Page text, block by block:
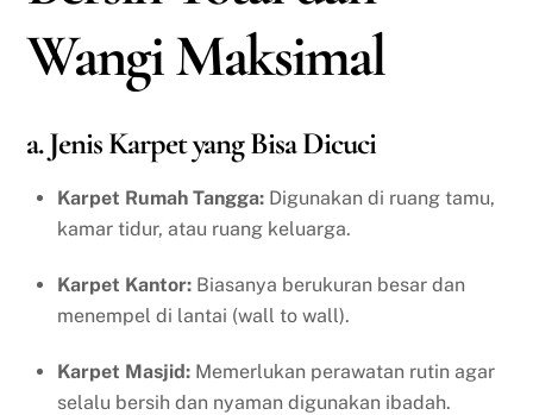
Wangi Maksimal
a. Jenis Karpet yang Bisa Dicuci
Karpet Rumah Tangga: Digunakan di ruang tamu,
kamar tidur, atau ruang keluarga.
Karpet Kantor: Biasanya berukuran besar dan
menempel di lantai (wall to wall).
Karpet Masjid: Memerlukan perawatan rutin agar
selalu bersih dan nyaman digunakan ibadah.